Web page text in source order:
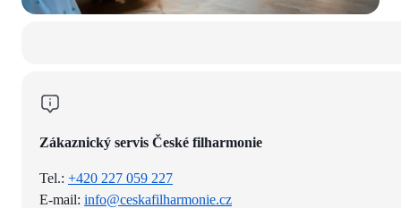
Zákaznický servis České filharmonie
Tel.: +420 227 059 227
E-mail: info@ceskafilharmonie.cz